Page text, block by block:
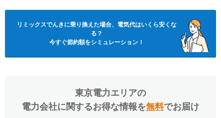
リミックスでんき に乗り換えた場合、電気代はいくら安くな
る？
今すぐ節約額をシミュレーション！
東京電力エリアの
電力会社に関するお得な情報を無料でお届け